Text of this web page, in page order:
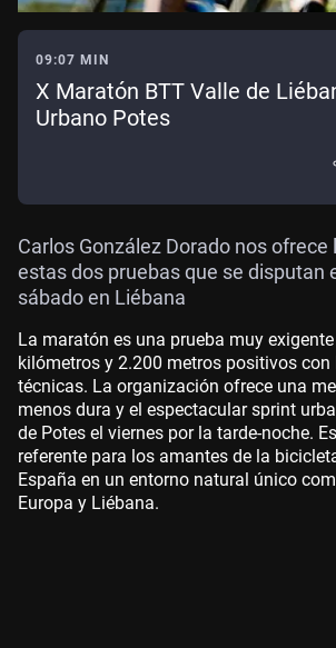
09:07 MIN
X Maratón BTT Valle de
Urbano Potes
Carlos González Dorado nos ofrece
estas dos pruebas que se disputan
sábado en Liébana
La maratón es una prueba muy
kilómetros y 2.200 metros positivos
técnicas. La organización ofrece una
menos dura y el espectacular sprint
de Potes el viernes por la tarde-noche.
referente para los amantes de la
España en un entorno natural único
Europa y Liébana.